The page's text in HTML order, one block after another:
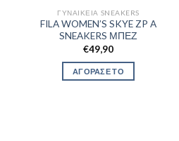
ΓΥΝΑΙΚΕΊΑ SNEAKERS
FILA WOMEN’S SKYE ZP A
SNEAKERS ΜΠΕΖ
€49,90
ΑΓΟΡΑΣΕ ΤΟ